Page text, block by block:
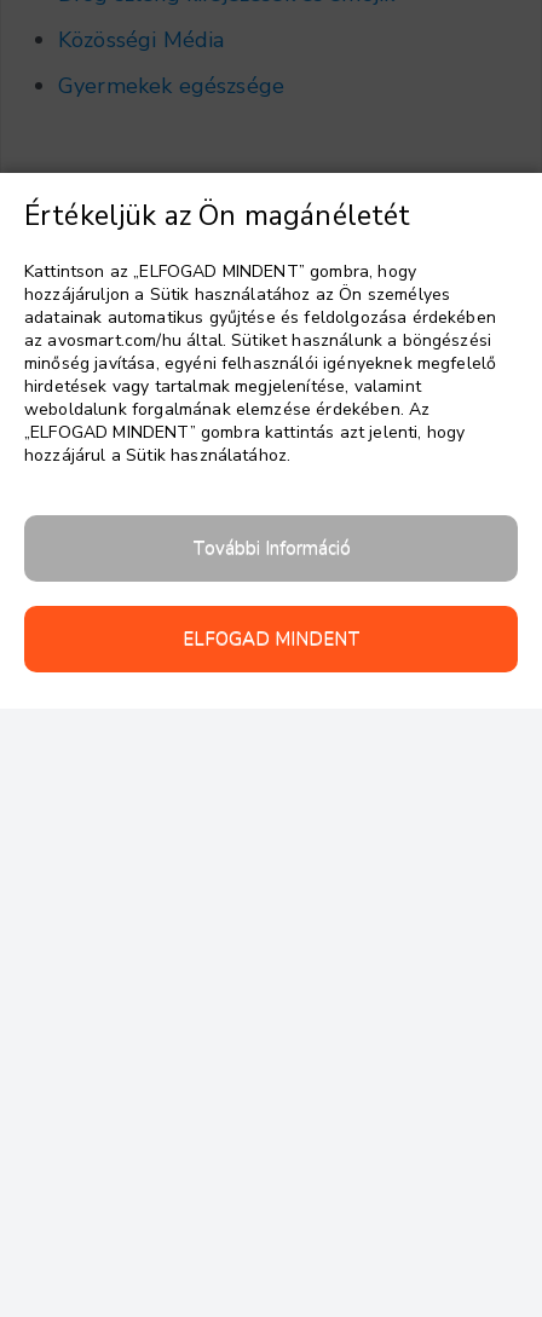
Közösségi Média
Gyermekek egészsége
Válasszon nyelvet ▼
Értékeljük az Ön magánéletét
Kattintson az „ELFOGAD MINDENT” gombra, hogy
hozzájáruljon a Sütik használatához az Ön személyes
adatainak automatikus gyűjtése és feldolgozása érdekében
az avosmart.com/hu által. Sütiket használunk a böngészési
minőség javítása, egyéni felhasználói igényeknek megfelelő
hirdetések vagy tartalmak megjelenítése, valamint
weboldalunk forgalmának elemzése érdekében. Az
„ELFOGAD MINDENT” gombra kattintás azt jelenti, hogy
hozzájárul a Sütik használatához.
További Információ
ELFOGAD MINDENT